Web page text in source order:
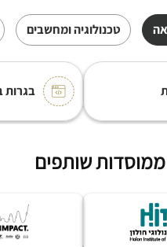
טכנולוגיה ומחשבים
בגרות
שותפים